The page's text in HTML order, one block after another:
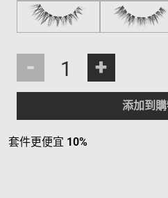
- +
添加到
套件更便宜 10%